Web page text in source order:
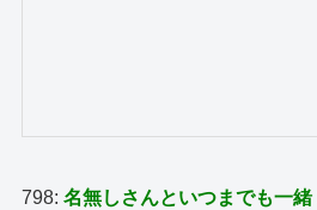
798:名無しさんといつまでも一緒